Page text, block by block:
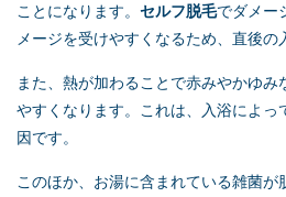
ことになります。 セルフ脱毛でダメー
メージを受けやすくなるため、直後の
また、熱が加わることで赤みやかゆみ
やすくなります。これは、入浴によっ
因です。
このほか、お湯に含まれている雑菌が